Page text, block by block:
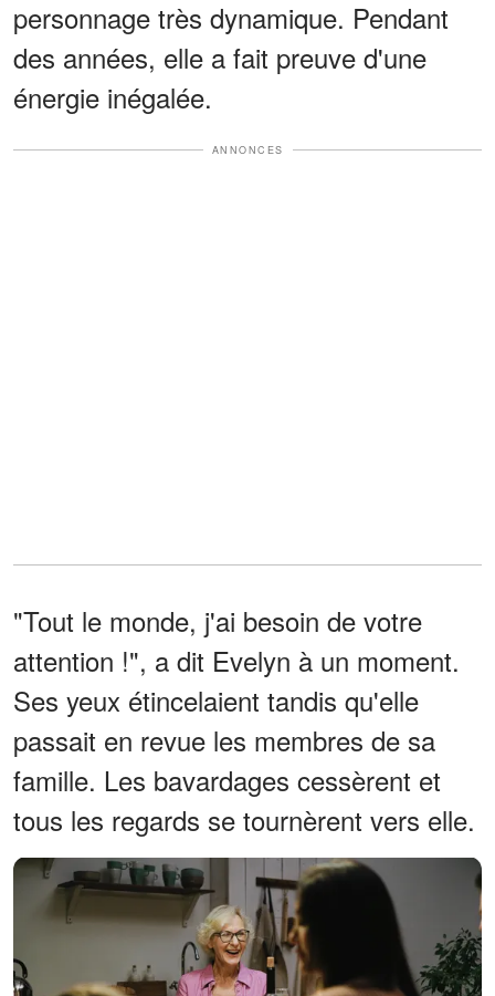
personnage très dynamique. Pendant
des années, elle a fait preuve d'une
énergie inégalée.
ANNONCES
"Tout le monde, j'ai besoin de votre
attention !", a dit Evelyn à un moment.
Ses yeux étincelaient tandis qu'elle
passait en revue les membres de sa
famille. Les bavardages cessèrent et
tous les regards se tournèrent vers elle.